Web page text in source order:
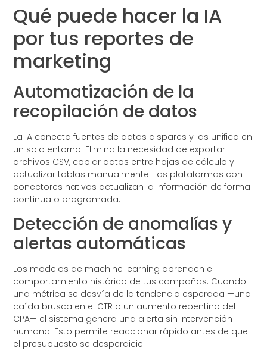
Qué puede hacer la IA
por tus reportes de
marketing
Automatización de la
recopilación de datos
La IA conecta fuentes de datos dispares y las unifica en
un solo entorno. Elimina la necesidad de exportar
archivos CSV, copiar datos entre hojas de cálculo y
actualizar tablas manualmente. Las plataformas con
conectores nativos actualizan la información de forma
continua o programada.
Detección de anomalías y
alertas automáticas
Los modelos de machine learning aprenden el
comportamiento histórico de tus campañas. Cuando
una métrica se desvía de la tendencia esperada —una
caída brusca en el CTR o un aumento repentino del
CPA— el sistema genera una alerta sin intervención
humana. Esto permite reaccionar rápido antes de que
el presupuesto se desperdicie.